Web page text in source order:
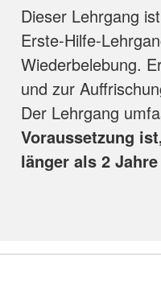
Dieser Lehrgang
Erste-Hilfe-
Wiederbelebung.
und zur
Der Lehrgang
Voraussetzung
länger als 2